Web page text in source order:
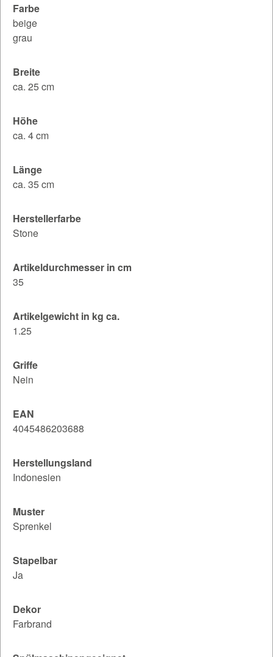
Farbe
beige
grau
Breite
ca. 25 cm
Höhe
ca. 4 cm
Länge
ca. 35 cm
Herstellerfarbe
Stone
Artikeldurchmesser in cm
35
Artikelgewicht in kg ca.
1.25
Griffe
Nein
EAN
4045486203688
Herstellungsland
Indonesien
Muster
Sprenkel
Stapelbar
Ja
Dekor
Farbrand